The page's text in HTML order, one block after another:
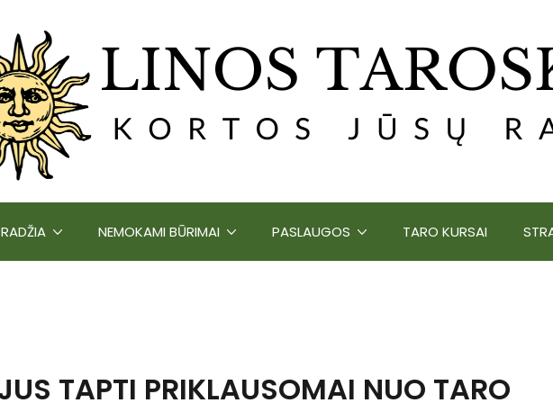
NEMOKAMI BŪRIMAI PASLAUGOS TARO KURSAI
TAPTI PRIKLAUSOMAI NUO TARO